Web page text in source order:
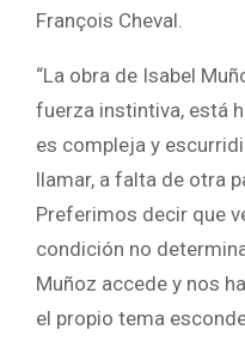
François Cheval.
“La obra de Isabel
fuerza instintiva, está
es compleja y
llamar, a falta de otra
Preferimos decir que
condición no
Muñoz accede y nos
el propio tema